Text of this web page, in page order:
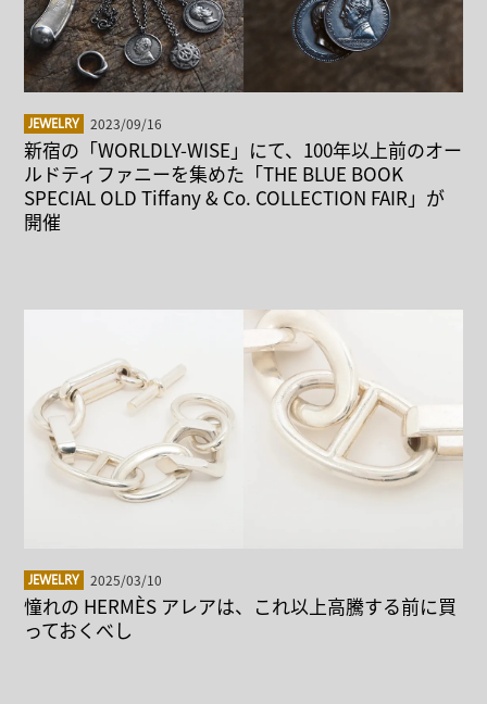
JEWELRY 2023/09/16
新宿の「WORLDLY-WISE」にて、100年以上前のオー
ルドティファニーを集めた「THE BLUE BOOK
SPECIAL OLD Tiffany & Co. COLLECTION FAIR」が
開催
JEWELRY 2025/03/10
憧れの HERMÈS アレアは、これ以上高騰する前に買
っておくべし